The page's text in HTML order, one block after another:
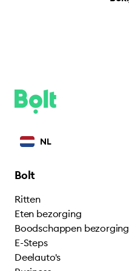
NL
Bolt
Ritten
Eten bezorging
Boodschappen bezorging
E-Steps
Deelauto's